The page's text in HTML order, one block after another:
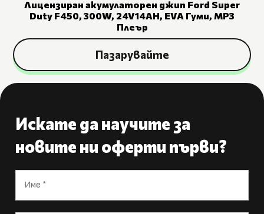
Лицензиран акумулаторен джип Ford Super
Duty F450, 300W, 24V14AH, EVA Гуми, MP3
Плеър
Пазарувайте
Искате да научите за
новите ни оферти първи?